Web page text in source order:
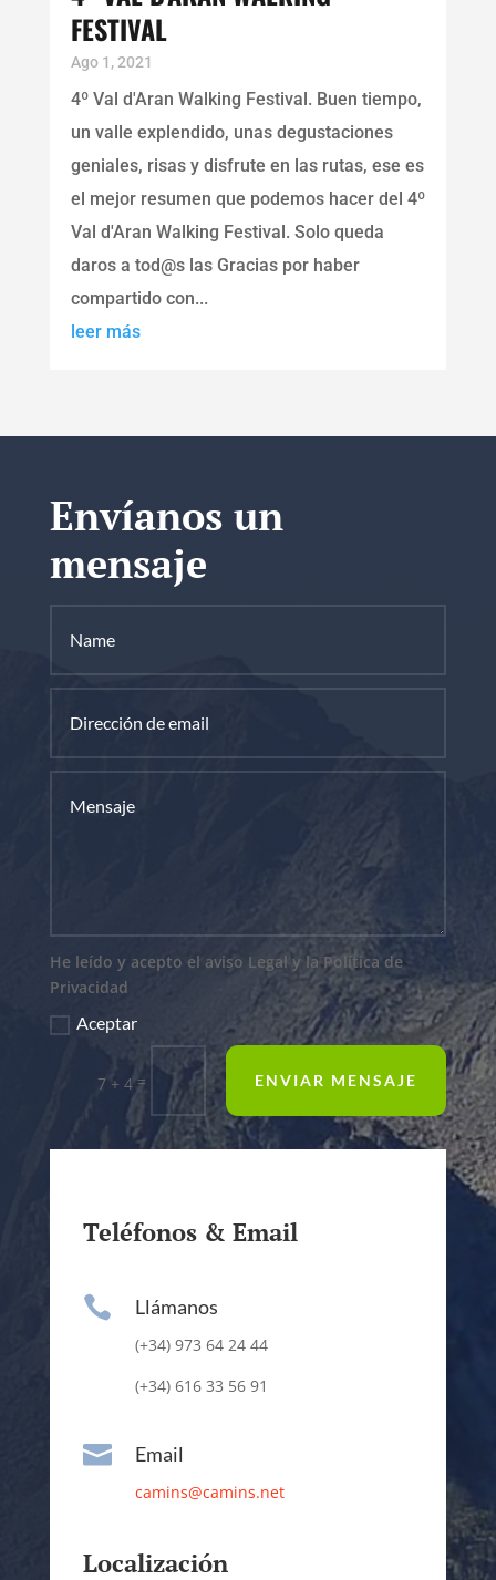
FESTIVAL
Ago 1, 2021
4º Val d'Aran Walking Festival. Buen tiempo,
un valle explendido, unas degustaciones
geniales, risas y disfrute en las rutas, ese es
el mejor resumen que podemos hacer del 4º
Val d'Aran Walking Festival. Solo queda
daros a tod@s las Gracias por haber
compartido con...
leer más
Envíanos un
mensaje
He leído y acepto el aviso Legal y la Política de
Privacidad
Aceptar
7 + 4= ENVIAR MENSAJE
Teléfonos & Email
 Llámanos
(+34) 973 64 24 44
(+34) 616 33 56 91
 Email
camins@camins.net
Localización